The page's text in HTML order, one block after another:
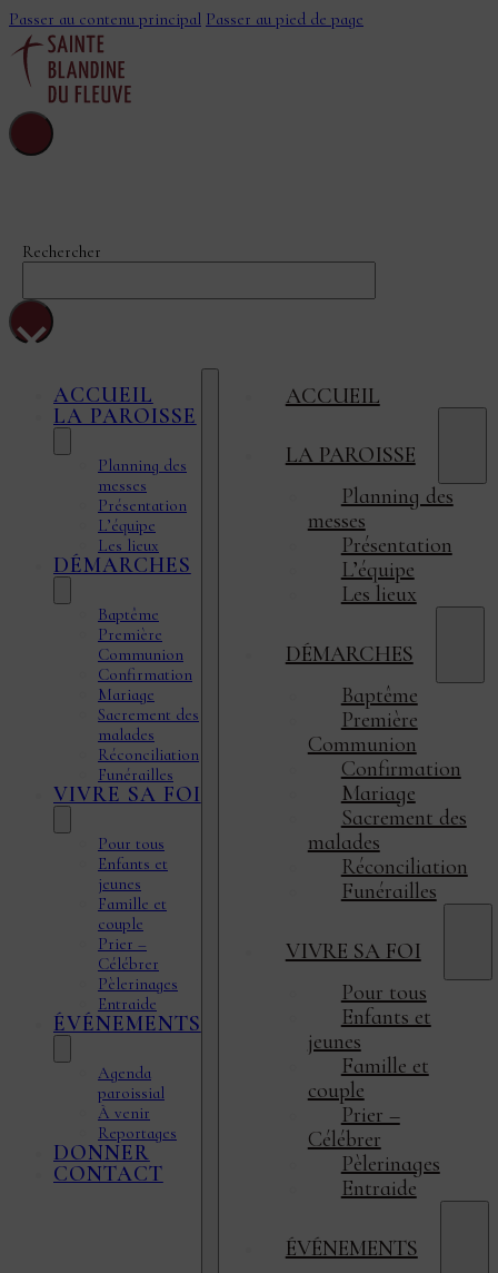
Passer au contenu principal Passer au pied de page
Rechercher
×
ACCUEIL
LA PAROISSE
Planning des
messes
Présentation
L’équipe
Les lieux
DÉMARCHES
Baptême
Première
Communion
Confirmation
Mariage
Sacrement des
malades
Réconciliation
Funérailles
VIVRE SA FOI
Pour tous
Enfants et
jeunes
Famille et
couple
Prier –
Célébrer
Pèlerinages
Entraide
ÉVÉNEMENTS
Agenda
paroissial
À venir
Reportages
DONNER
CONTACT
ACCUEIL
LA PAROISSE
Planning des
messes
Présentation
L’équipe
Les lieux
DÉMARCHES
Baptême
Première
Communion
Confirmation
Mariage
Sacrement des
malades
Réconciliation
Funérailles
VIVRE SA FOI
Pour tous
Enfants et
jeunes
Famille et
couple
Prier –
Célébrer
Pèlerinages
Entraide
ÉVÉNEMENTS